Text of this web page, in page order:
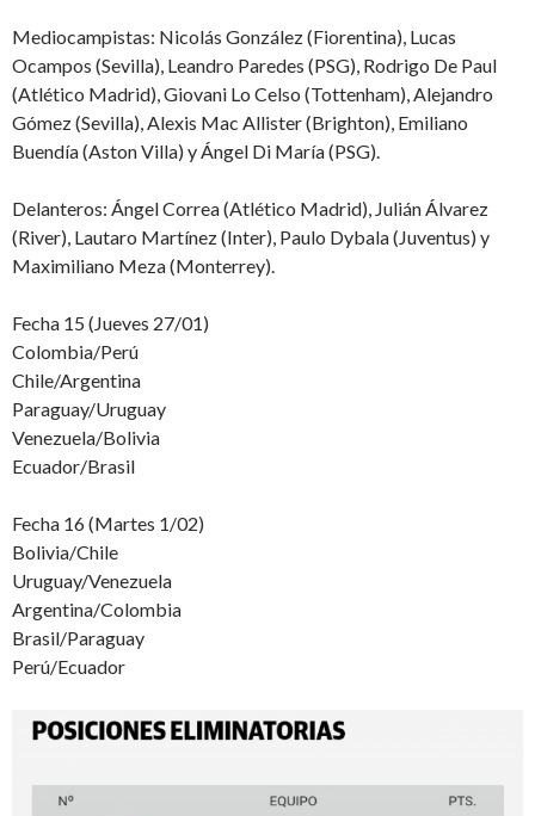
Mediocampistas: Nicolás González (Fiorentina), Lucas
Ocampos (Sevilla), Leandro Paredes (PSG), Rodrigo De Paul
(Atlético Madrid), Giovani Lo Celso (Tottenham), Alejandro
Gómez (Sevilla), Alexis Mac Allister (Brighton), Emiliano
Buendía (Aston Villa) y Ángel Di María (PSG).
Delanteros: Ángel Correa (Atlético Madrid), Julián Álvarez
(River), Lautaro Martínez (Inter), Paulo Dybala (Juventus) y
Maximiliano Meza (Monterrey).
Fecha 15 (Jueves 27/01)
Colombia/Perú
Chile/Argentina
Paraguay/Uruguay
Venezuela/Bolivia
Ecuador/Brasil
Fecha 16 (Martes 1/02)
Bolivia/Chile
Uruguay/Venezuela
Argentina/Colombia
Brasil/Paraguay
Perú/Ecuador